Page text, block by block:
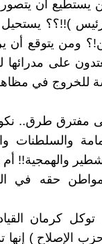
يستطيع أن
)!!؟؟ يستحيل
ومن يتوقع
ويعتدون على
للخروج في
مفترق طرق..
والسلطنات
والهمجية!!
حقه في
توكل كرمان
الإصلاح ) إنها